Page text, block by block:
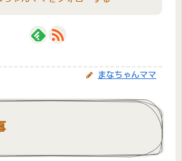
まなちゃんママ